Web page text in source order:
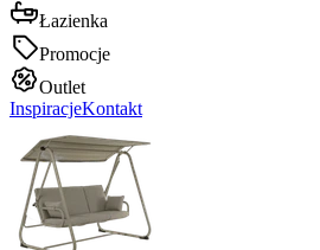
Łazienka
Promocje
Outlet
InspiracjeKontakt